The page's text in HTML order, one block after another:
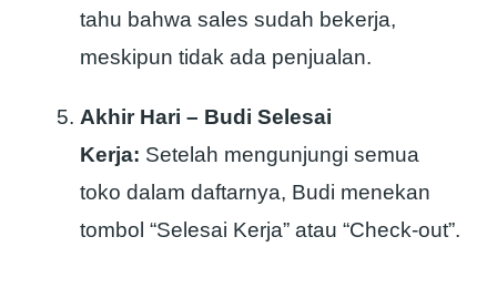
tahu bahwa sales sudah bekerja,
meskipun tidak ada penjualan.
Akhir Hari – Budi Selesai
Kerja: Setelah mengunjungi semua
toko dalam daftarnya, Budi menekan
tombol “Selesai Kerja” atau “Check-out”.